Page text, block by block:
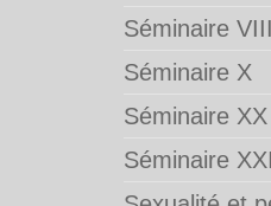
Séminaire VIII
Séminaire X
Séminaire XX
Séminaire